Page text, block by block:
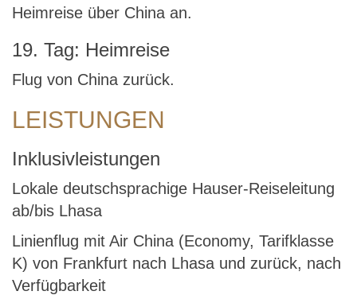
Heimreise über China an.
19. Tag: Heimreise
Flug von China zurück.
LEISTUNGEN
Inklusivleistungen
Lokale deutschsprachige Hauser-Reiseleitung
ab/bis Lhasa
Linienflug mit Air China (Economy, Tarifklasse
K) von Frankfurt nach Lhasa und zurück, nach
Verfügbarkeit